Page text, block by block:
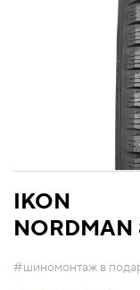
IKON
NORDMAN
#шиномонтаж в